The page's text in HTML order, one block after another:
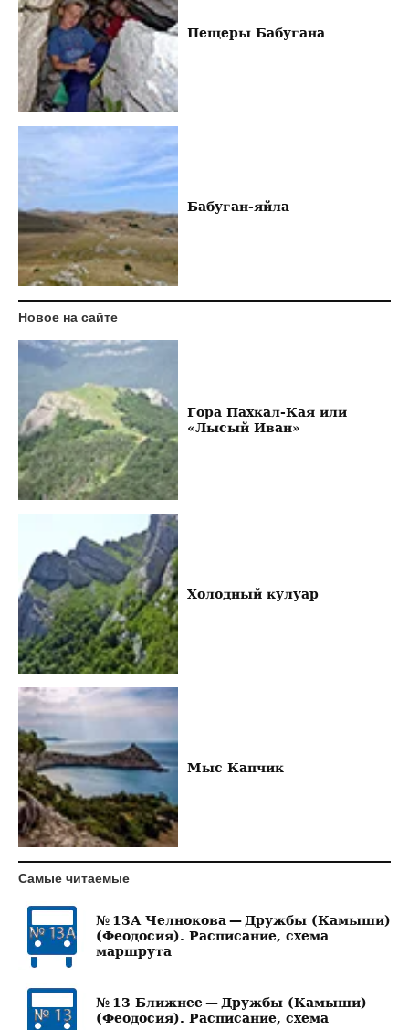
Пещеры Бабугана
Бабуган-яйла
Новое на сайте
Гора Пахкал-Кая или
«Лысый Иван»
Холодный кулуар
Мыс Капчик
Самые читаемые
№ 13А Челнокова — Дружбы (Камыши)
(Феодосия). Расписание, схема
маршрута
№ 13 Ближнее — Дружбы (Камыши)
(Феодосия). Расписание, схема